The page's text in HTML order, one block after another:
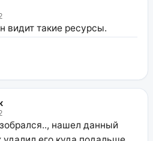
видит такие ресурсы.
нашел данный